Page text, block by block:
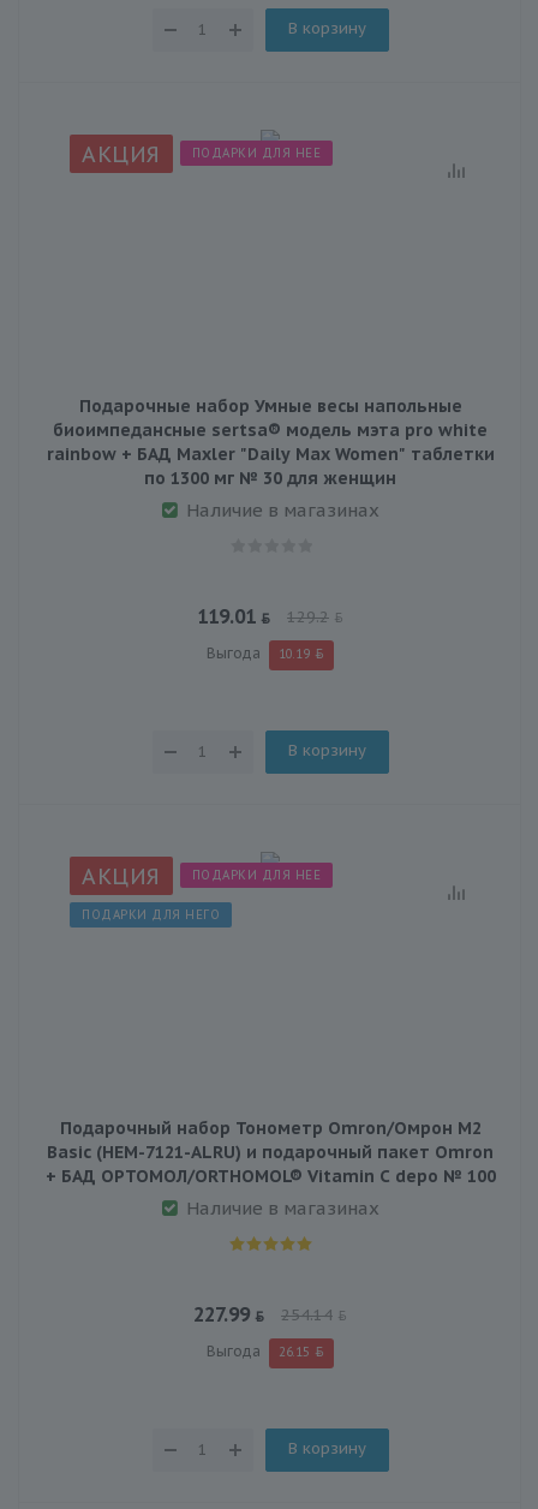
В корзину
АКЦИЯ ПОДАРКИ ДЛЯ НЕЕ
Подарочные набор Умные весы напольные
биоимпедансные sertsa® модель мэта pro white
rainbow + БАД Maxler "Daily Max Women" таблетки
по 1300 мг № 30 для женщин
Наличие в магазинах
119.01 129.2
Выгода 10.19
В корзину
АКЦИЯ ПОДАРКИ ДЛЯ НЕЕ
ПОДАРКИ ДЛЯ НЕГО
Подарочный набор Тонометр Omron/Омрон M2
Basic (HEM-7121-ALRU) и подарочный пакет Omron
+ БАД ОРТОМОЛ/ORTHOMOL® Vitamin C depo № 100
Наличие в магазинах
227.99 254.14
Выгода 26.15
В корзину